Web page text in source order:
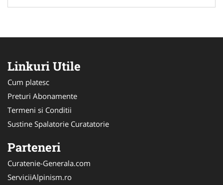
Linkuri Utile
Cum platesc
Preturi Abonamente
Termeni si Conditii
Sustine Spalatorie Curatatorie
Parteneri
Curatenie-Generala.com
ServiciiAlpinism.ro